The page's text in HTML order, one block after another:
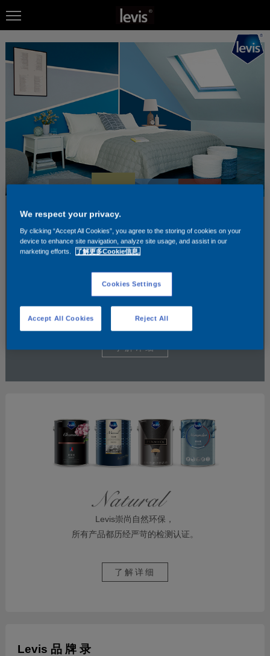
了解详细
Levis崇尚自然环保，
所有产品都历经严苛的检测认证。
了解详细
Levis 品 牌 录
We respect your privacy.
By clicking “Accept All Cookies”, you agree to the storing of cookies on your
device to enhance site navigation, analyze site usage, and assist in our
marketing efforts.
了解更多Cookie信息.
Cookies Settings
Reject All
Accept All Cookies